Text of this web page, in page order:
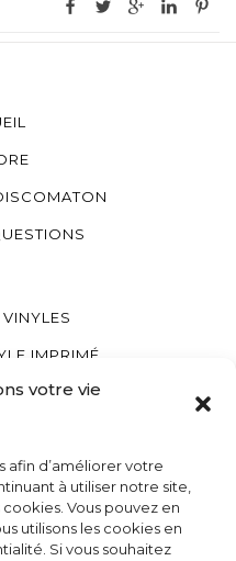
votre vie
afin d’améliorer votre
à utiliser notre site,
Vous pouvez en
utilisons les cookies en
Si vous souhaitez
IMPRIMÉ
COEUR
VINYLE